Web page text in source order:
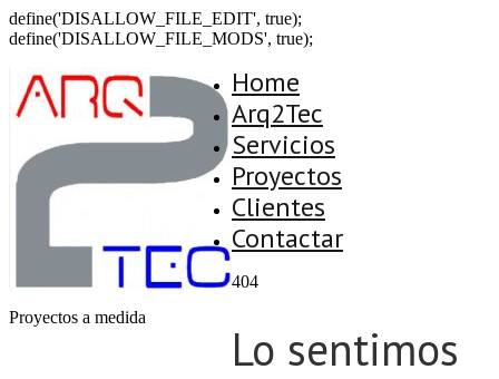
define('DISALLOW_FILE_EDIT', true);
define('DISALLOW_FILE_MODS', true);
Proyectos a medida
Home
Arq2Tec
Servicios
Proyectos
Clientes
Contactar
404
Lo sentimos